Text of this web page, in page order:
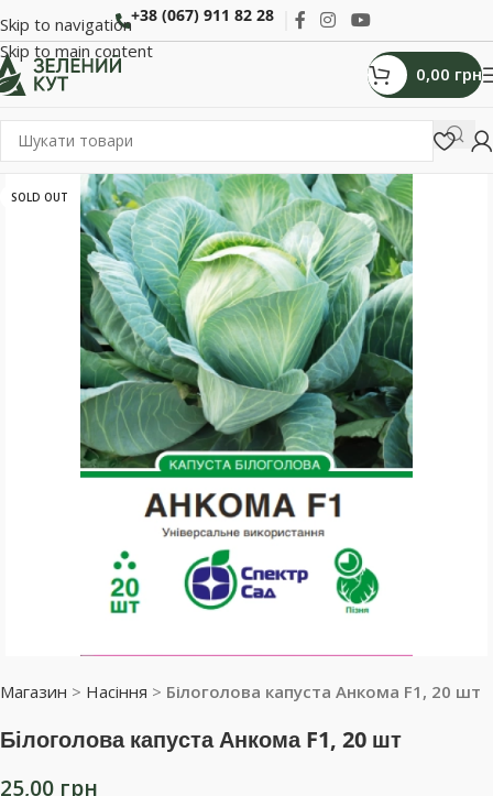
Skip to navigation
Skip to main content
+38 (067) 911 82 28
0,00 грн
SOLD OUT
Магазин > Насіння > Білоголова капуста Анкома F1, 20 шт
Білоголова капуста Анкома F1, 20 шт
25,00 грн